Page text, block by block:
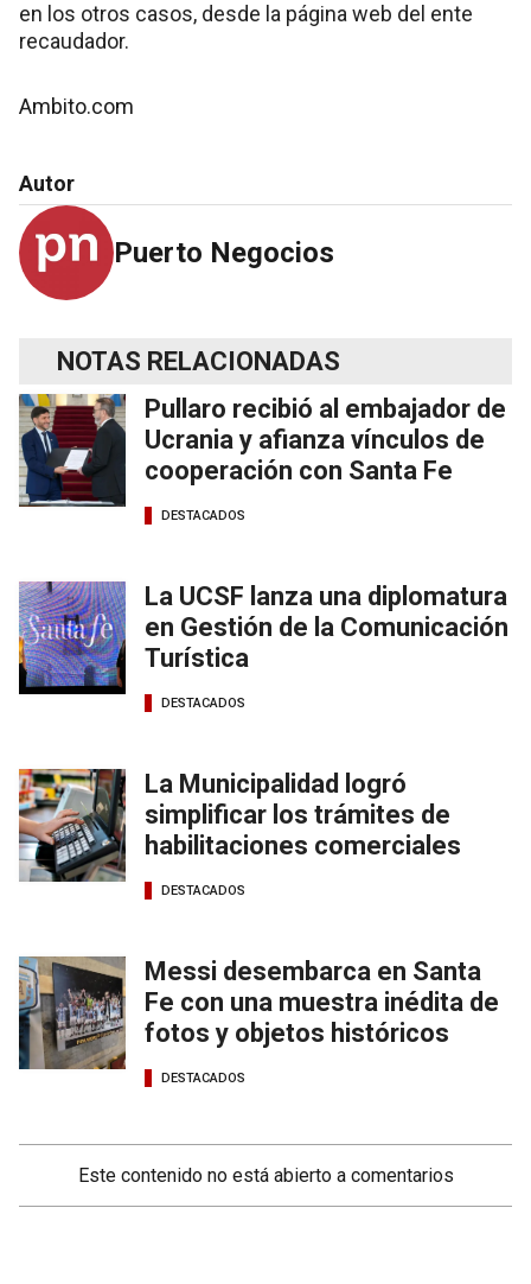
en los otros casos, desde la página web del ente
recaudador.
Ambito.com
Autor
Puerto Negocios
NOTAS RELACIONADAS
Pullaro recibió al embajador de
Ucrania y afianza vínculos de
cooperación con Santa Fe
DESTACADOS
La UCSF lanza una diplomatura
en Gestión de la Comunicación
Turística
DESTACADOS
La Municipalidad logró
simplificar los trámites de
habilitaciones comerciales
DESTACADOS
Messi desembarca en Santa
Fe con una muestra inédita de
fotos y objetos históricos
DESTACADOS
Este contenido no está abierto a comentarios